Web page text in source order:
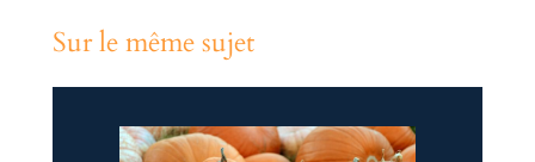
Sur le même sujet